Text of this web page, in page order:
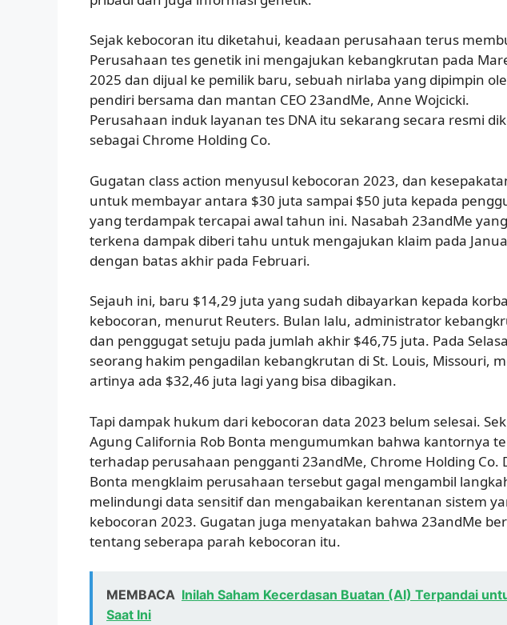
Sejak kebocoran itu diketahui, keadaan perusahaan terus
Perusahaan tes genetik ini mengajukan kebangkrutan pada
2025 dan dijual ke pemilik baru, sebuah nirlaba yang dipimpin
pendiri bersama dan mantan CEO 23andMe, Anne Wojcicki.
Perusahaan induk layanan tes DNA itu sekarang secara resmi
sebagai Chrome Holding Co.
Gugatan class action menyusul kebocoran 2023, dan
untuk membayar antara $30 juta sampai $50 juta kepada
yang terdampak tercapai awal tahun ini. Nasabah 23andMe yang
terkena dampak diberi tahu untuk mengajukan klaim pada
dengan batas akhir pada Februari.
Sejauh ini, baru $14,29 juta yang sudah dibayarkan kepada
kebocoran, menurut Reuters. Bulan lalu, administrator
dan penggugat setuju pada jumlah akhir $46,75 juta. Pada
seorang hakim pengadilan kebangkrutan di St. Louis, Missouri,
artinya ada $32,46 juta lagi yang bisa dibagikan.
Tapi dampak hukum dari kebocoran data 2023 belum selesai.
Agung California Rob Bonta mengumumkan bahwa kantornya
terhadap perusahaan pengganti 23andMe, Chrome Holding
Bonta mengklaim perusahaan tersebut gagal mengambil
melindungi data sensitif dan mengabaikan kerentanan sistem
kebocoran 2023. Gugatan juga menyatakan bahwa 23andMe
tentang seberapa parah kebocoran itu.
MEMBACA Inilah Saham Kecerdasan Buatan (AI) Terpandai
Saat Ini